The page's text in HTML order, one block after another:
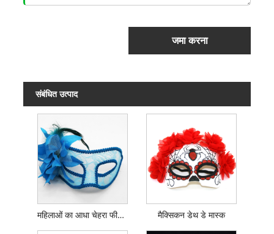
जमा करना
संबंधित उत्पाद
महिलाओं का आधा चेहरा फीता मास्क मैक्सिकन डेथ डे मास्क